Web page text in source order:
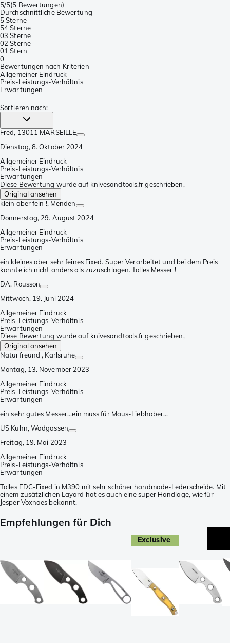
5/5(5 Bewertungen)
Durchschnittliche Bewertung
5 Sterne
54 Sterne
03 Sterne
02 Sterne
01 Stern
0
Bewertungen nach Kriterien
Allgemeiner Eindruck
Preis-Leistungs-Verhältnis
Erwartungen
Sortieren nach:
Fred, 13011 MARSEILLE
Dienstag, 8. Oktober 2024
Allgemeiner Eindruck
Preis-Leistungs-Verhältnis
Erwartungen
Diese Bewertung wurde auf knivesandtools.fr geschrieben,
Original ansehen
klein aber fein !, Menden
Donnerstag, 29. August 2024
Allgemeiner Eindruck
Preis-Leistungs-Verhältnis
Erwartungen
ein kleines aber sehr feines Fixed. Super Verarbeitet und bei dem Preis
konnte ich nicht anders als zuzuschlagen. Tolles Messer !
DA, Rousson
Mittwoch, 19. Juni 2024
Allgemeiner Eindruck
Preis-Leistungs-Verhältnis
Erwartungen
Diese Bewertung wurde auf knivesandtools.fr geschrieben,
Original ansehen
Naturfreund , Karlsruhe
Montag, 13. November 2023
Allgemeiner Eindruck
Preis-Leistungs-Verhältnis
Erwartungen
ein sehr gutes Messer...ein muss für Maus-Liebhaber...
US Kuhn, Wadgassen
Freitag, 19. Mai 2023
Allgemeiner Eindruck
Preis-Leistungs-Verhältnis
Erwartungen
Tolles EDC-Fixed in M390 mit sehr schöner handmade-Lederscheide. Mit
einem zusätzlichen Layard hat es auch eine super Handlage, wie für
Jesper Voxnaes bekannt.
Empfehlungen für Dich
Exclusive